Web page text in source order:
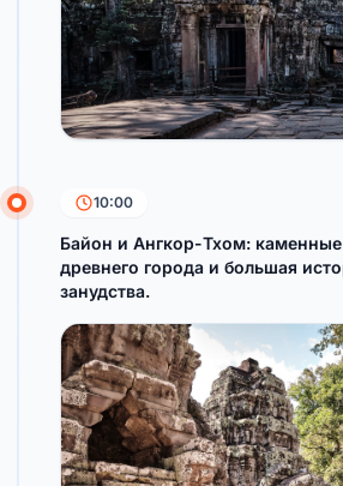
10:00
Байон и Ангкор-Тхом: каменные
древнего города и большая
занудства.